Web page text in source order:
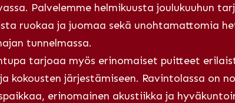
Palvelemme helmikuusta joulukuuhun
ruokaa ja juomaa sekä unohtamattomia
tunnelmassa.
tarjoaa myös erinomaiset puitteet
kokousten järjestämiseen. Ravintolassa on
erinomainen akustiikka ja